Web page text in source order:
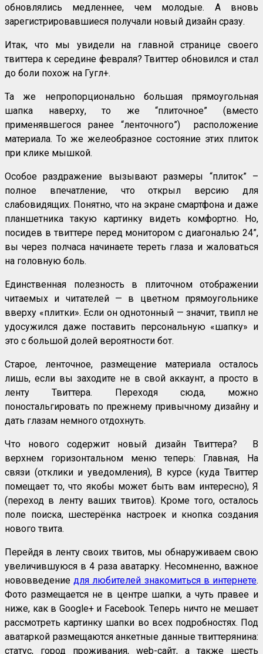
обновлялись медленнее, чем молодые. А вновь
зарегистрировавшиеся получали новый дизайн сразу.
Итак, что мы увидели на главной странице своего
твиттера к середине февраля? Твиттер обновился и стал
до боли похож на Гугл+.
Та же непропорционально большая прямоугольная
шапка наверху, то же “плиточное” (вместо
применявшегося ранее “ленточного”) расположение
материала. То же желеобразное состояние этих плиток
при клике мышкой.
Особое раздражение вызывают размеры “плиток” –
полное впечатление, что открыл версию для
слабовидящих. Понятно, что на экране смартфона и даже
планшетника такую картинку видеть комфортно. Но,
посидев в твиттере перед монитором с диагональю 24”,
вы через полчаса начинаете тереть глаза и жаловаться
на головную боль.
Единственная полезность в плиточном отображении
читаемых и читателей — в цветном прямоугольнике
вверху «плитки». Если он однотонный — значит, твипл не
удосужился даже поставить персональную «шапку» и
это с большой долей вероятности бот.
Старое, ленточное, размещение материала осталось
лишь, если вы заходите не в свой аккаунт, а просто в
ленту Твиттера. Переходя сюда, можно
поностальгировать по прежнему привычному дизайну и
дать глазам немного отдохнуть.
Что нового содержит новый дизайн Твиттера? В
верхнем горизонтальном меню теперь: Главная, На
связи (отклики и уведомления), В курсе (куда Твиттер
помещает то, что якобы может быть вам интересно), Я
(переход в ленту ваших твитов). Кроме того, осталось
поле поиска, шестерёнка настроек и кнопка создания
нового твита.
Перейдя в ленту своих твитов, мы обнаруживаем свою
увеличившуюся в 4 раза аватарку. Несомненно, важное
нововведениедля любителей знакомиться в интернете.
Фото размещается не в центре шапки, а чуть правее и
ниже, как в Google+ и Facebook. Теперь ничто не мешает
рассмотреть картинку шапки во всех подробностях. Под
аватаркой размещаются анкетные данные твиттерянина:
статус, город проживания, web-сайт, а также шесть